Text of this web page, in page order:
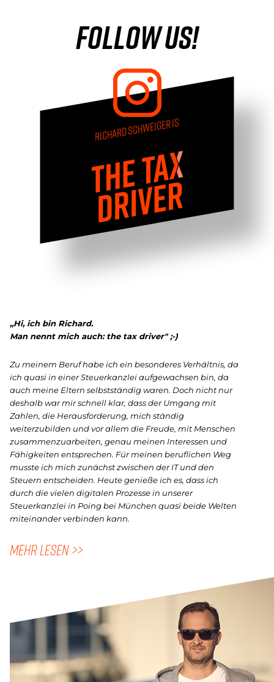
Follow us!
RICHARD SCHWEIGER IS
„Hi, ich bin Richard.
Man nennt mich auch: the tax driver" ;-)
Zu meinem Beruf habe ich ein besonderes Verhältnis, da
ich quasi in einer Steuerkanzlei aufgewachsen bin, da
auch meine Eltern selbstständig waren. Doch nicht nur
deshalb war mir schnell klar, dass der Umgang mit
Zahlen, die Herausforderung, mich ständig
weiterzubilden und vor allem die Freude, mit Menschen
zusammenzuarbeiten, genau meinen Interessen und
Fähigkeiten entsprechen. Für meinen beruflichen Weg
musste ich mich zunächst zwischen der IT und den
Steuern entscheiden. Heute genieße ich es, dass ich
durch die vielen digitalen Prozesse in unserer
Steuerkanzlei in Poing bei München quasi beide Welten
miteinander verbinden kann.
MEHR LESEN